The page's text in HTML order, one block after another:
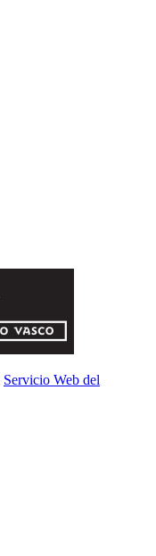
Servicio Web del